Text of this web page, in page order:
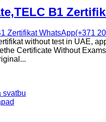
B1
without test in UAE,
Certificate Without
svatbu